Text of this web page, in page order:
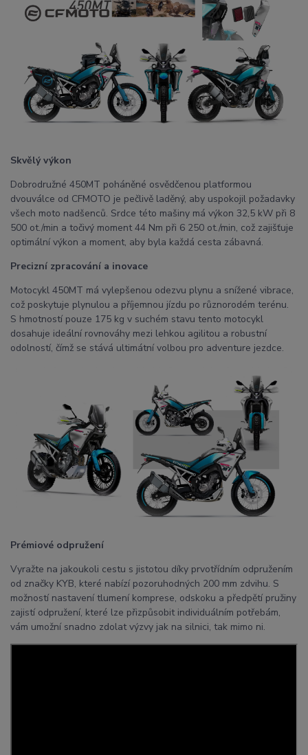
Skvělý výkon
Dobrodružné 450MT poháněné osvědčenou platformou
dvouválce od CFMOTO je pečlivě laděný, aby uspokojil požadavky
všech moto nadšenců. Srdce této mašiny má výkon 32,5 kW při 8
500 ot./min a točivý moment 44 Nm při 6 250 ot./min, což zajišťuje
optimální výkon a moment, aby byla každá cesta zábavná.
Precizní zpracování a inovace
Motocykl 450MT má vylepšenou odezvu plynu a snížené vibrace,
což poskytuje plynulou a příjemnou jízdu po různorodém terénu.
S hmotností pouze 175 kg v suchém stavu tento motocykl
dosahuje ideální rovnováhy mezi lehkou agilitou a robustní
odolností, čímž se stává ultimátní volbou pro adventure jezdce.
Prémiové odpružení
Vyražte na jakoukoli cestu s jistotou díky prvotřídním odpružením
od značky KYB, které nabízí pozoruhodných 200 mm zdvihu. S
možností nastavení tlumení komprese, odskoku a předpětí pružiny
zajistí odpružení, které lze přizpůsobit individuálním potřebám,
vám umožní snadno zdolat výzvy jak na silnici, tak mimo ni.